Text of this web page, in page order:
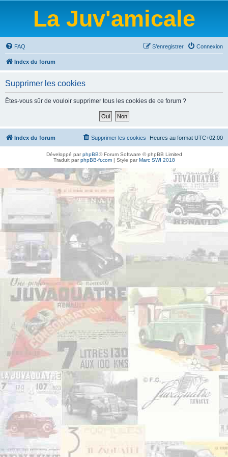
La Juv'amicale
FAQ Connexion
S’enregistrer
Index du forum
Supprimer les cookies
Êtes-vous sûr de vouloir supprimer tous les cookies de ce forum ?
Index du forum Heures au format UTC+02:00
Supprimer les cookies
Développé parphpBB® Forum Software © phpBB Limited
Traduit parphpBB-fr.com| Style parMarc SWI 2018